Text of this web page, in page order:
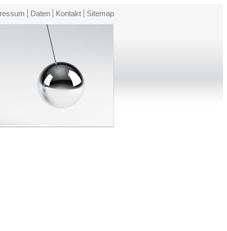
Daten Kontakt Sitemap